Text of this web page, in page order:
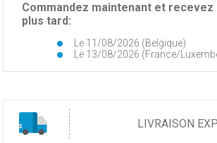
Commandez maintenant et
plus tard:
Le 11/08/2026 (Belgique)
Le 13/08/2026 (France/
LIVRAISON